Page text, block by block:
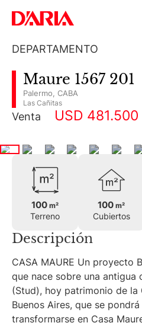
DEPARTAMENTO
Maure 1567 201
Palermo CABA
Las Cañitas
Venta USD 481.500
100m²
Terreno
100m²
Cubiertos
Descripción
CASA MAURE Un proyecto
que nace sobre una antigua
(Stud), hoy patrimonio de la
Buenos Aires, que se
transformarse en Casa